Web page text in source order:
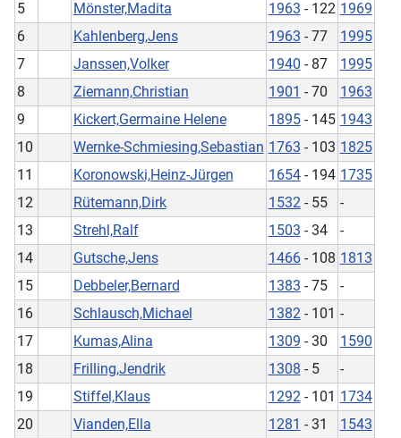
5
Mönster,Madita 1963 - 122 1969
6
Kahlenberg,Jens 1963 - 77
1995
7
Janssen,Volker 1940 - 87
1995
8
Ziemann,Christian 1901 - 70
1963
9
Kickert,Germaine Helene 1895- 145 1943
10
Wernke-Schmiesing,Sebastian 1763 - 103 1825
11
Koronowski,Heinz-Jürgen 1654- 194 1735
12
Rütemann,Dirk 1532 - 55
-
13
Strehl,Ralf 1503 - 34
-
14
Gutsche,Jens 1466- 108 1813
15
Debbeler,Bernard 1383 - 75
-
16
Schlausch,Michael 1382 - 101 -
17
Kumas,Alina 1309 - 30
1590
18
Frilling,Jendrik 1308 - 5
-
19
Stiffel,Klaus 1292 - 101 1734
20
Vianden,Ella 1281 - 31
1543